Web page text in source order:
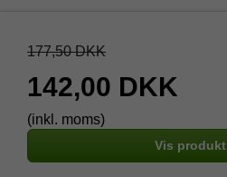
177,50 DKK
142,00 DKK
(inkl. moms)
Vis produkt